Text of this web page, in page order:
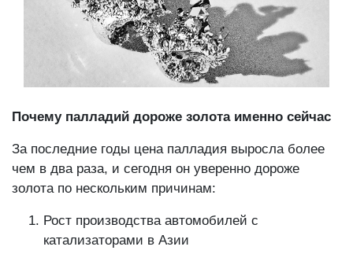
Почему палладий дороже золота именно сейчас
За последние годы цена палладия выросла более
чем в два раза, и сегодня он уверенно дороже
золота по нескольким причинам:
Рост производства автомобилей с
катализаторами в Азии